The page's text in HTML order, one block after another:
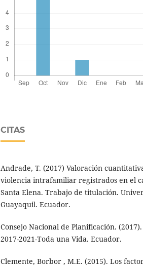
CITAS
Andrade, T. (2017) Valoración
violencia intrafamiliar registrados en el
Santa Elena. Trabajo de titulación.
Guayaquil. Ecuador.
Consejo Nacional de Planificación.
2017-2021-Toda una Vida. Ecuador.
Clemente, Borbor , M.E. (2015). Los